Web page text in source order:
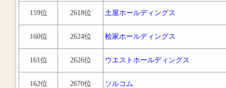
159位 2618位 土屋ホールディングス
160位 2624位 桧家ホールディングス
161位 2626位 ウエストホールディングス
162位 2670位 ソルコム